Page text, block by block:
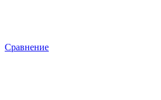
Сравнение